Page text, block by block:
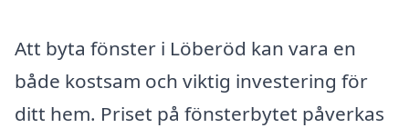
Att byta fönster i Löberöd kan vara en
både kostsam och viktig investering för
ditt hem. Priset på fönsterbytet påverkas